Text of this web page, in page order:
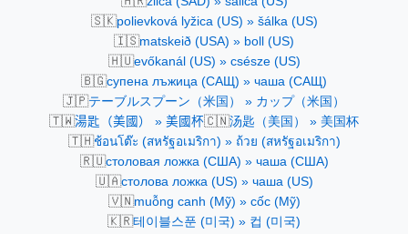
🇸🇰polievková lyžica (US) » šálka (US)
🇮🇸matskeið (USA) » boll (US)
🇭🇺evőkanál (US) » csésze (US)
🇧🇬супена лъжица (САЩ) » чаша (САЩ)
🇯🇵テーブルスプーン（米国） » カップ（米国）
🇹🇼湯匙（美國） » 美國杯🇨🇳汤匙（美国） » 美国杯
🇹🇭ช้อนโต๊ะ (สหรัฐอเมริกา) » ถ้วย (สหรัฐอเมริกา)
🇷🇺столовая ложка (США) » чаша (США)
🇺🇦столова ложка (US) » чаша (US)
🇻🇳muỗng canh (Mỹ) » cốc (Mỹ)
🇰🇷테이블스푼 (미국) » 컵 (미국)